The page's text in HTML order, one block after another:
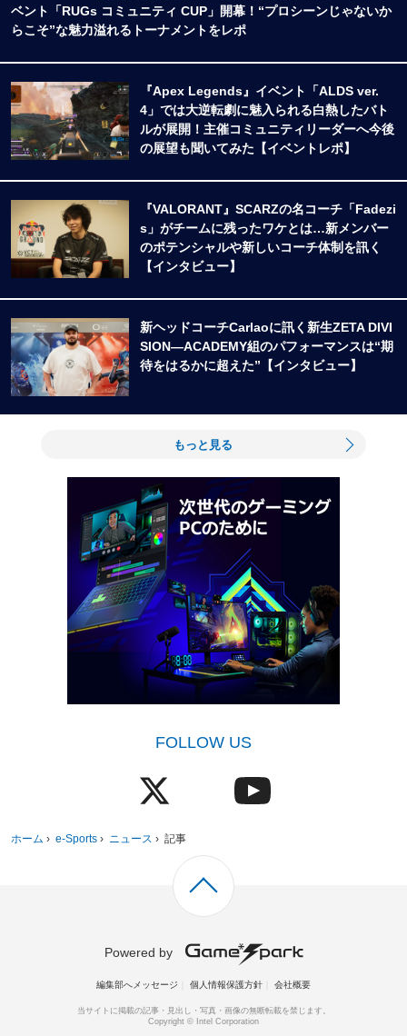
ベント「RUGs コミュニティ CUP」開幕！“プロシーンじゃないか
らこそ”な魅力溢れるトーナメントをレポ
『Apex Legends』イベント「ALDS ver.
4」では大逆転劇に魅入られる白熱したバト
ルが展開！主催コミュニティリーダーへ今後
の展望も聞いてみた【イベントレポ】
『VALORANT』SCARZの名コーチ「Fadezi
s」がチームに残ったワケとは…新メンバー
のポテンシャルや新しいコーチ体制を訊く
【インタビュー】
新ヘッドコーチCarlaoに訊く新生ZETA DIVI
SION―ACADEMY組のパフォーマンスは“期
待をはるかに超えた”【インタビュー】
もっと見る
FOLLOW US
ホーム › e-Sports › ニュース › 記事
Powered by
編集部へメッセージ 個人情報保護方針 会社概要
当サイトに掲載の記事・見出し・写真・画像の無断転載を禁じます。
Copyright © Intel Corporation